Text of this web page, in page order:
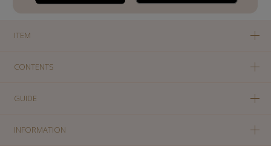
ITEM
CONTENTS
GUIDE
INFORMATION